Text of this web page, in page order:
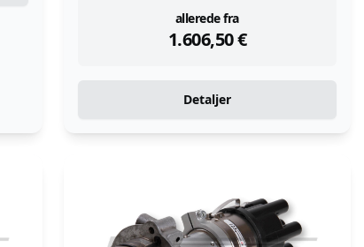
allerede fra
1.606,50€
instock
Detaljer